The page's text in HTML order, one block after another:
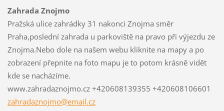
Zahrada Znojmo
Pražská ulice zahrádky 31 nakonci Znojma směr
Praha,poslední zahrada u parkoviště na pravo při výjezdu ze
Znojma.Nebo dole na našem webu kliknite na mapy a po
zobrazení přepnite na foto mapu je to potom krásně vidět
kde se nacházíme.
www.zahradaznojmo.cz +420608139355 +420608106601
zahradaznojmo@email.cz